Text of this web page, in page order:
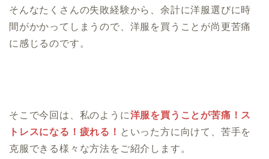
そんなたくさんの失敗経験から、余計に洋服選びに時
間がかかってしまうので、洋服を買うことが尚更苦痛
に感じるのです。
そこで今回は、私のように洋服を買うことが苦痛！ス
トレスになる！疲れる！ といった方に向けて、苦手を
克服できる様々な方法をご紹介します。